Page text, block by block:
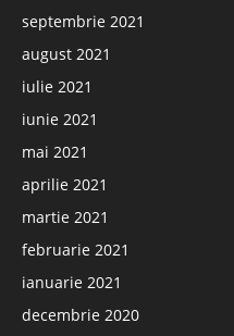
septembrie 2021
august 2021
iulie 2021
iunie 2021
mai 2021
aprilie 2021
martie 2021
februarie 2021
ianuarie 2021
decembrie 2020